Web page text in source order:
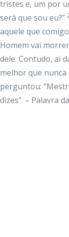
tristes e, um por
será que sou eu?”
aquele que
Homem vai
dele. Contudo, ai
melhor que nunca
perguntou:
dizes”. – Palavra